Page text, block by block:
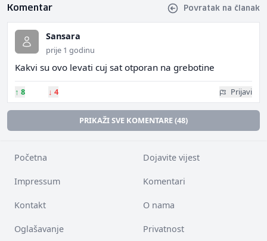
Komentar Povratak na članak
Sansara
prije 1 godinu
Kakvi su ovo levati cuj sat otporan na grebotine
↑ 8 ↓ 4 Prijavi
PRIKAŽI SVE KOMENTARE (48)
Početna Dojavite vijest
Impressum Komentari
Kontakt O nama
Oglašavanje Privatnost